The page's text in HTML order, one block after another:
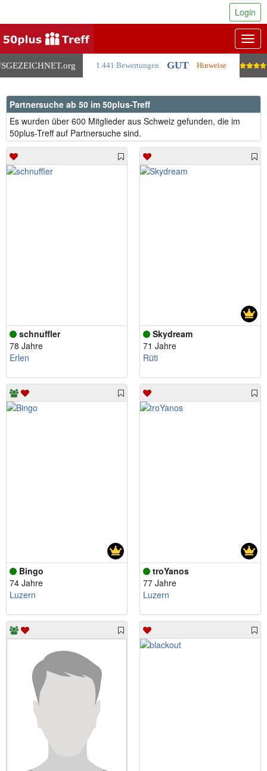
.org 1.441 Bewertungen GUT Hinweise
Login
Partnersuche ab 50 im 50plus-Treff
Es wurden über 600 Mitglieder aus Schweiz gefunden, die im
50plus-Treff auf Partnersuche sind.
schnuffler
78 Jahre
Erlen
Skydream
71 Jahre
Rüti
Bingo
74 Jahre
Luzern
troYanos
77 Jahre
Luzern